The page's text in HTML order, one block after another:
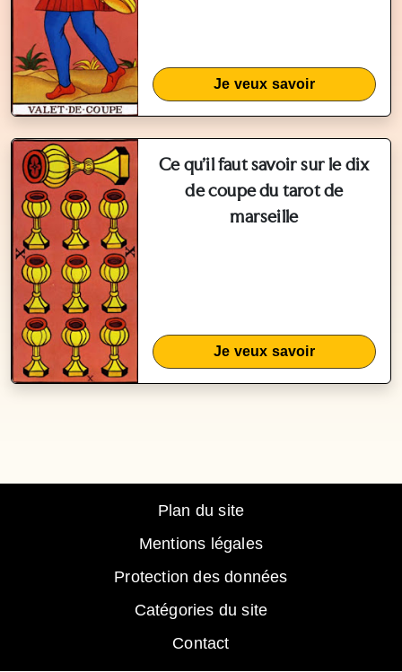
Je veux savoir
Ce qu'il faut savoir sur le dix
de coupe du tarot de
marseille
Je veux savoir
Plan du site
Mentions légales
Protection des données
Catégories du site
Contact